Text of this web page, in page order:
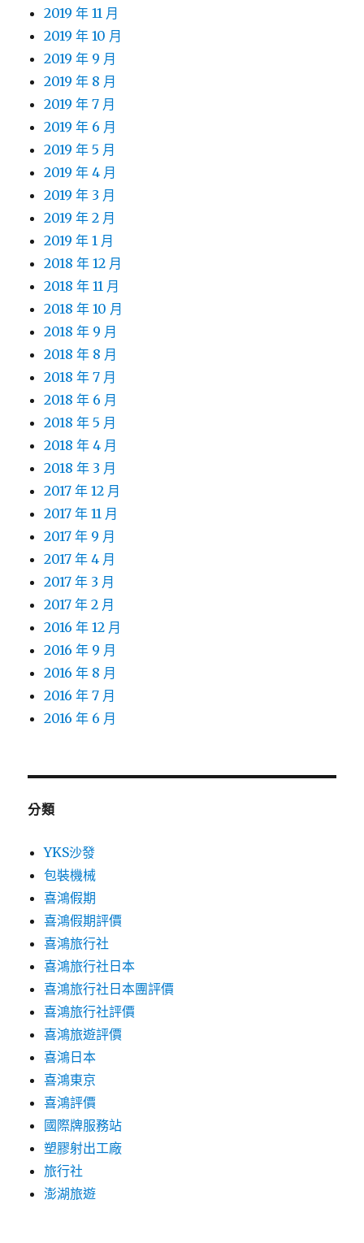
2019 年 11 月
2019 年 10 月
2019 年 9 月
2019 年 8 月
2019 年 7 月
2019 年 6 月
2019 年 5 月
2019 年 4 月
2019 年 3 月
2019 年 2 月
2019 年 1 月
2018 年 12 月
2018 年 11 月
2018 年 10 月
2018 年 9 月
2018 年 8 月
2018 年 7 月
2018 年 6 月
2018 年 5 月
2018 年 4 月
2018 年 3 月
2017 年 12 月
2017 年 11 月
2017 年 9 月
2017 年 4 月
2017 年 3 月
2017 年 2 月
2016 年 12 月
2016 年 9 月
2016 年 8 月
2016 年 7 月
2016 年 6 月
分類
YKS沙發
包裝機械
喜鴻假期
喜鴻假期評價
喜鴻旅行社
喜鴻旅行社日本
喜鴻旅行社日本團評價
喜鴻旅行社評價
喜鴻旅遊評價
喜鴻日本
喜鴻東京
喜鴻評價
國際牌服務站
塑膠射出工廠
旅行社
澎湖旅遊